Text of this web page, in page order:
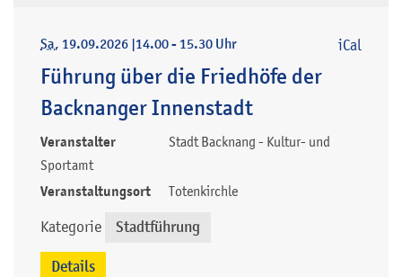
Sa, 19.09.2026 |14.00 - 15.30 Uhr
Führung über die Friedhöfe der
Backnanger Innenstadt
Veranstalter
Stadt Backnang - Kultur- und
Sportamt
Veranstaltungsort Totenkirchle
Kategorie Stadtführung
iCal
Details